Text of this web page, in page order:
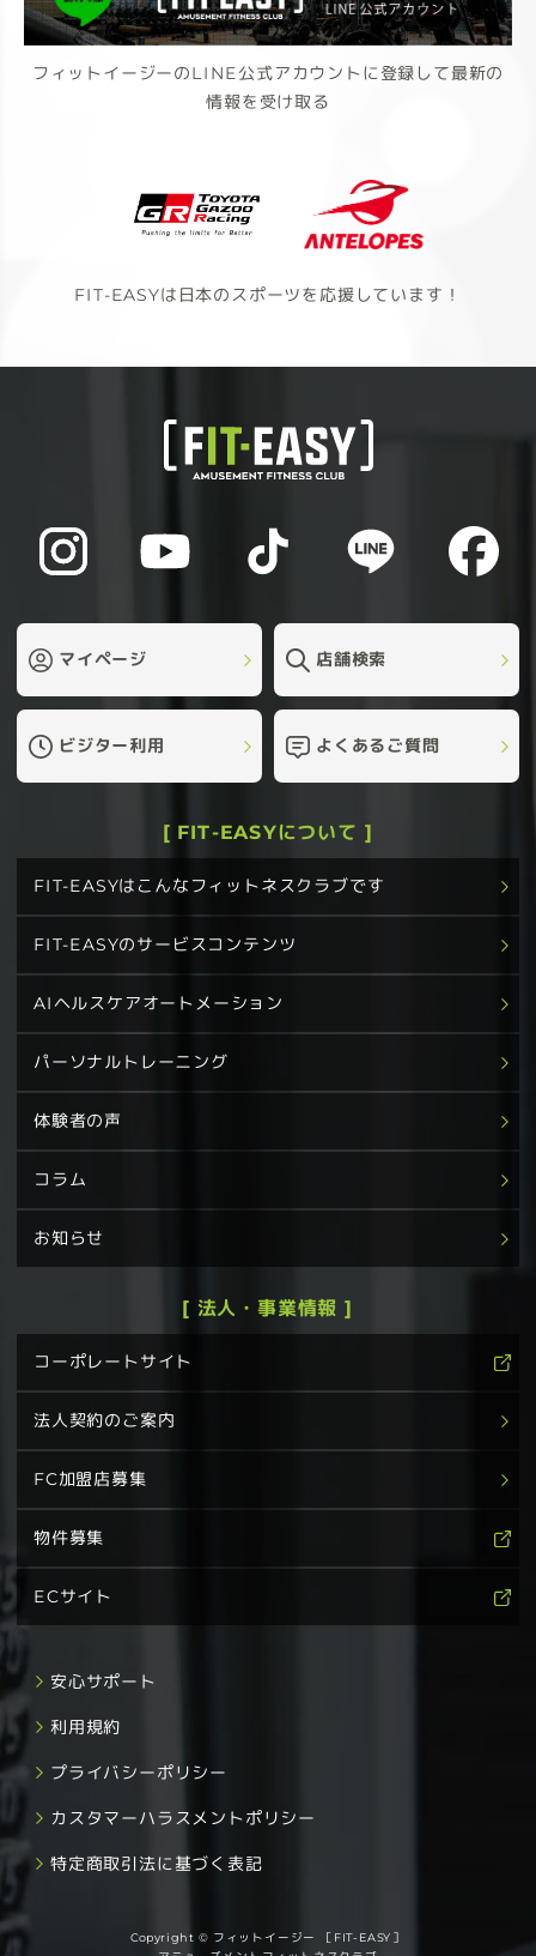
フィットイージーのLINE公式アカウントに登録して最新の
情報を受け取る
FIT-EASYは日本のスポーツを応援しています！
マイページ 店舗検索
ビジター利用 よくあるご質問
[ FIT-EASYについて ]
FIT-EASYはこんなフィットネスクラブです
FIT-EASYのサービスコンテンツ
AIヘルスケアオートメーション
パーソナルトレーニング
体験者の声
コラム
お知らせ
[ 法人・事業情報 ]
コーポレートサイト
法人契約のご案内
FC加盟店募集
物件募集
ECサイト
安心サポート
利用規約
プライバシーポリシー
カスタマーハラスメントポリシー
特定商取引法に基づく表記
Copyright © フィットイージー ［FIT-EASY］